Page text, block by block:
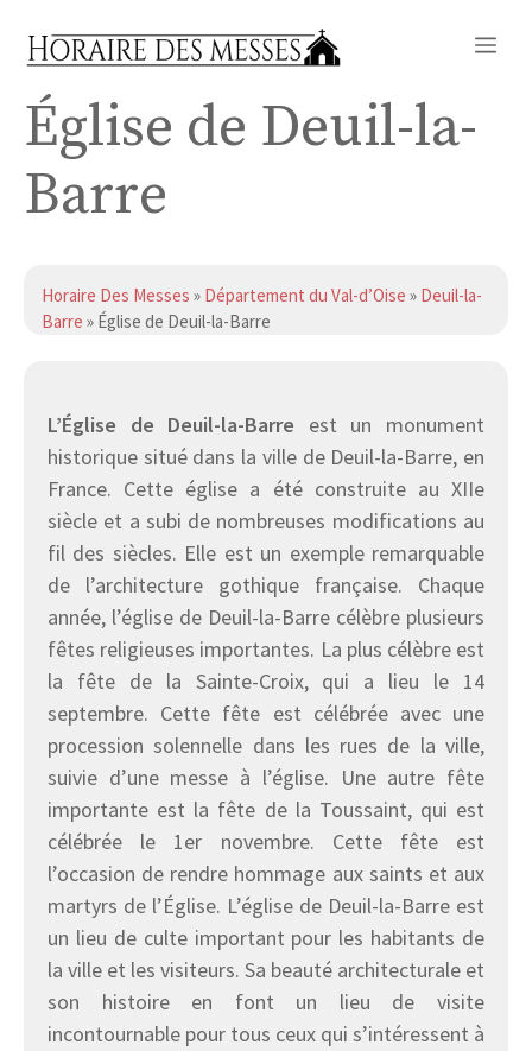
Église de Deuil-la-
Barre
Horaire Des Messes » Département du Val-d’Oise » Deuil-la-
Barre » Église de Deuil-la-Barre
L’Église de Deuil-la-Barre est un monument
historique situé dans la ville de Deuil-la-Barre, en
France. Cette église a été construite au XIIe
siècle et a subi de nombreuses modifications au
fil des siècles. Elle est un exemple remarquable
de l’architecture gothique française. Chaque
année, l’église de Deuil-la-Barre célèbre plusieurs
fêtes religieuses importantes. La plus célèbre est
la fête de la Sainte-Croix, qui a lieu le 14
septembre. Cette fête est célébrée avec une
procession solennelle dans les rues de la ville,
suivie d’une messe à l’église. Une autre fête
importante est la fête de la Toussaint, qui est
célébrée le 1er novembre. Cette fête est
l’occasion de rendre hommage aux saints et aux
martyrs de l’Église. L’église de Deuil-la-Barre est
un lieu de culte important pour les habitants de
la ville et les visiteurs. Sa beauté architecturale et
son histoire en font un lieu de visite
incontournable pour tous ceux qui s’intéressent à